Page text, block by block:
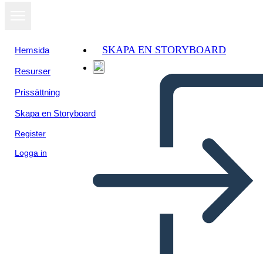
Hemsida
Resurser
Prissättning
Skapa en Storyboard
Register
Logga in
SKAPA EN STORYBOARD
Visa som
bildspel